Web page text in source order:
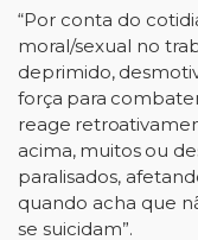
“Por conta do
moral/sexual no
deprimido,
força para
reage
acima, muitos ou
paralisados,
quando acha que
se suicidam”.